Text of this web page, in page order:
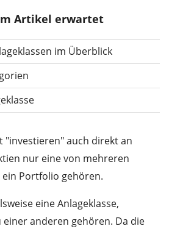
Artikel erwartet
im Überblick
"investieren" auch direkt an
nur eine von mehreren
ein Portfolio gehören.
eine Anlageklasse,
einer anderen gehören. Da die